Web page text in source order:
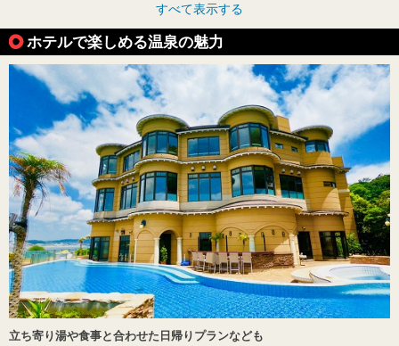
すべて表示する
ホテルで楽しめる温泉の魅力
立ち寄り湯や食事と合わせた日帰りプランなども